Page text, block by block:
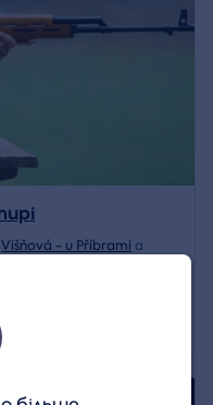
Višňová - u Příbrami a